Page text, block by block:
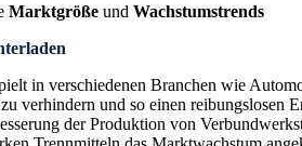
Marktgröße und Wachstumstrends
in verschiedenen Branchen wie
verhindern und so einen
der Produktion von